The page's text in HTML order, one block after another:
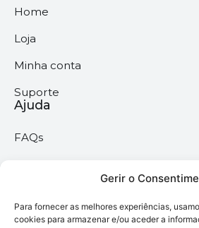
Gerir o
Para fornecer as melhores experiências,
cookies para armazenar e/ou aceder a
Home
Loja
Minha conta
Suporte
Ajuda
FAQs
Políticas gerais